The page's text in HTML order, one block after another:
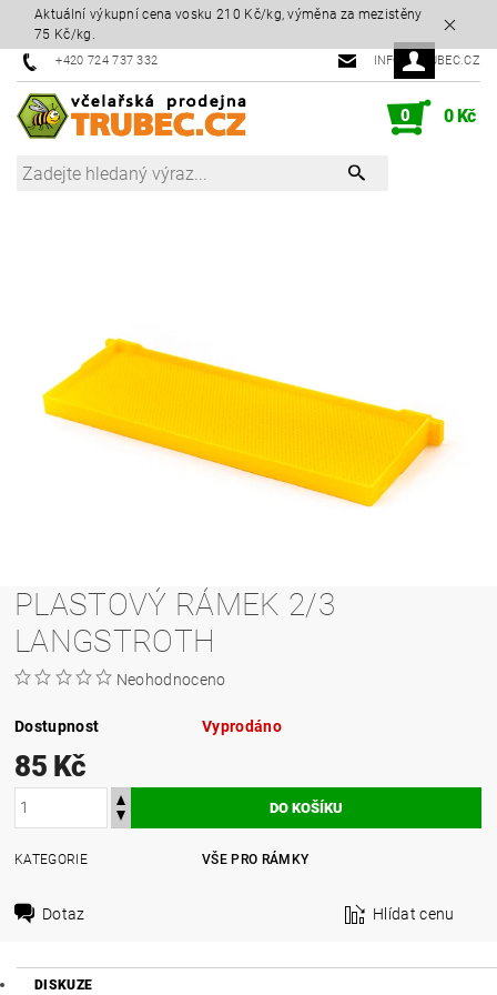
Aktuální výkupní cena vosku 210 Kč/kg, výměna za mezistěny
75 Kč/kg.
+420 724 737 332 INFO@TRUBEC.CZ
0 0 Kč
PLASTOVÝ RÁMEK 2/3
LANGSTROTH
Neohodnoceno
Dostupnost Vyprodáno
85 Kč
KATEGORIE VŠE PRO RÁMKY
Dotaz Hlídat cenu
DISKUZE